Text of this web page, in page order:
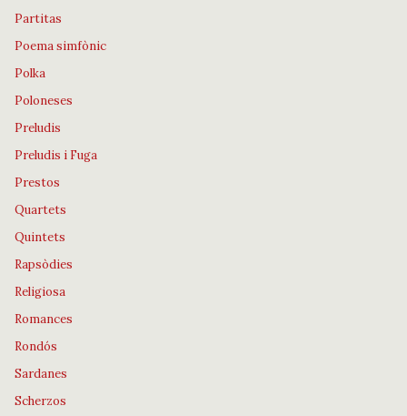
Partitas
Poema simfònic
Polka
Poloneses
Preludis
Preludis i Fuga
Prestos
Quartets
Quintets
Rapsòdies
Religiosa
Romances
Rondós
Sardanes
Scherzos